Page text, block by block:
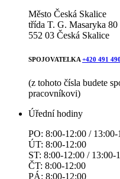
Město Česká Skalice
třída T. G. Masaryka 80
552 03 Česká Skalice
SPOJOVATELKA +420 491
(z tohoto čísla budete
pracovníkovi)
Úřední hodiny
PO: 8:00-12:00 / 13:00-
ÚT: 8:00-12:00
ST: 8:00-12:00 / 13:00-
ČT: 8:00-12:00
PÁ: 8:00-12:00